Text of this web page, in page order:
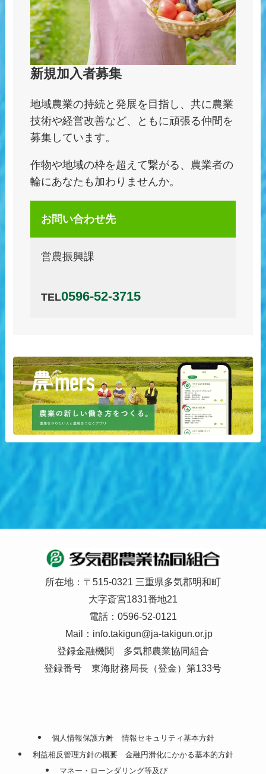
新規加入者募集
地域農業の持続と発展を目指し、共に農業
技術や経営改善など、ともに頑張る仲間を
募集しています。
作物や地域の枠を超えて繋がる、農業者の
輪にあなたも加わりませんか。
お問い合わせ先
営農振興課
TEL0596-52-3715
所在地：〒515-0321 三重県多気郡明和町
大字斎宮1831番地21
電話：0596-52-0121
Mail： info.takigun@ja-takigun.or.jp
登録金融機関 多気郡農業協同組合
登録番号 東海財務局長（登金）第133号
個人情報保護方針
情報セキュリティ基本方針
利益相反管理方針の概要
金融円滑化にかかる基本的方針
マネー・ローンダリング等及び